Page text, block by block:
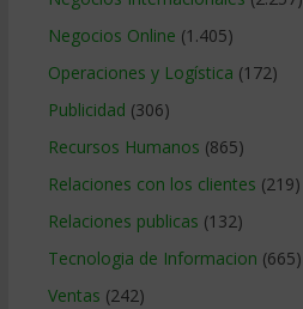
Negocios Online (1.405)
Operaciones y Logística (172)
Publicidad (306)
Recursos Humanos (865)
Relaciones con los clientes (219)
Relaciones publicas (132)
Tecnologia de Informacion (665)
Ventas (242)